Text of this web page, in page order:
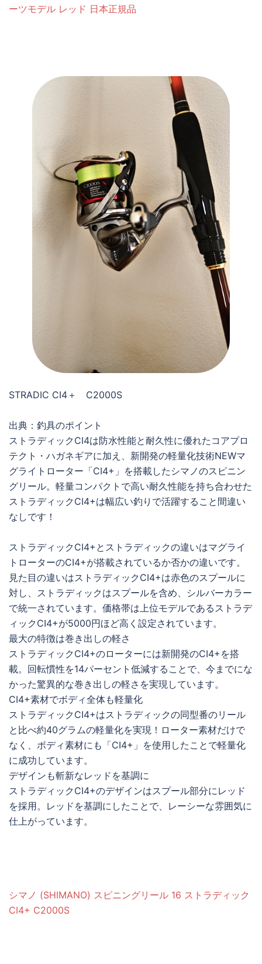
ーツモデル レッド 日本正規品
STRADIC CI4＋ C2000S
出典：釣具のポイント
ストラディックCI4は防水性能と耐久性に優れたコアプロ
テクト・ハガネギアに加え、新開発の軽量化技術NEWマ
グライトローター「CI4+」を搭載したシマノのスピニン
グリール。軽量コンパクトで高い耐久性能を持ち合わせた
ストラディックCI4+は幅広い釣りで活躍すること間違い
なしです！
ストラディックCI4+とストラディックの違いはマグライ
トローターのCI4+が搭載されているか否かの違いです。
見た目の違いはストラディックCI4+は赤色のスプールに
対し、ストラディックはスプールを含め、シルバーカラー
で統一されています。価格帯は上位モデルであるストラデ
ィックCI4+が5000円ほど高く設定されています。
最大の特徴は巻き出しの軽さ
ストラディックCI4+のローターには新開発のCI4+を搭
載。回転慣性を14パーセント低減することで、今までにな
かった驚異的な巻き出しの軽さを実現しています。
CI4+素材でボディ全体も軽量化
ストラディックCI4+はストラディックの同型番のリール
と比べ約40グラムの軽量化を実現！ローター素材だけで
なく、ボディ素材にも「CI4+」を使用したことで軽量化
に成功しています。
デザインも斬新なレッドを基調に
ストラディックCI4+のデザインはスプール部分にレッド
を採用。レッドを基調にしたことで、レーシーな雰囲気に
仕上がっています。
シマノ (SHIMANO) スピニングリール 16 ストラディック
CI4+ C2000S